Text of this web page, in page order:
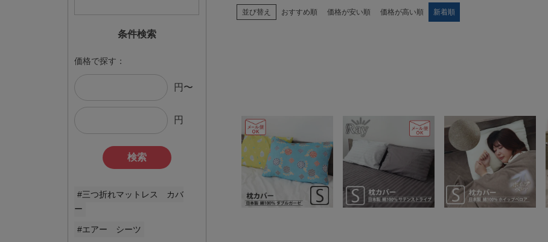
条件検索
価格で探す：
円〜
円
検索
#三つ折れマットレス カバ
ー
#エアー シーツ
並び替え おすすめ順 価格が安い順 価格が高い順 新着順